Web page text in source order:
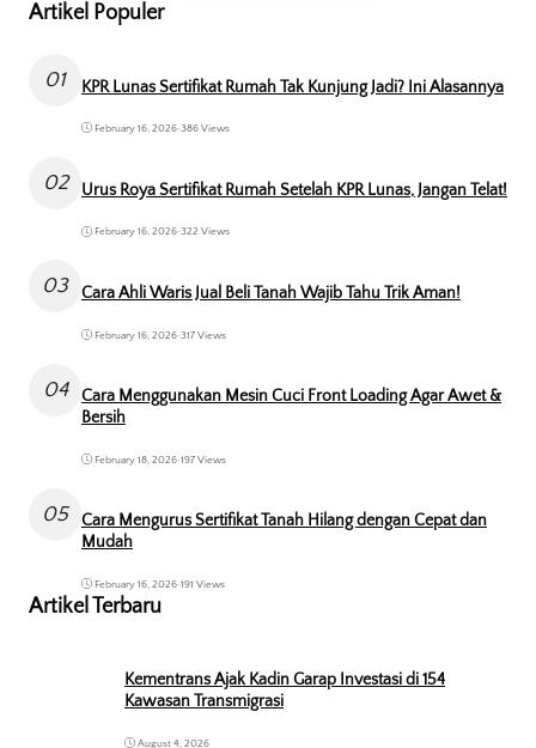
Artikel Populer
01 KPR Lunas Sertifikat Rumah Tak Kunjung Jadi? Ini Alasannya
February 16, 2026•386 Views
02 Urus Roya Sertifikat Rumah Setelah KPR Lunas, Jangan Telat!
February 16, 2026•322 Views
03 Cara Ahli Waris Jual Beli Tanah Wajib Tahu Trik Aman!
February 16, 2026• 317 Views
04
Cara Menggunakan Mesin Cuci Front Loading Agar Awet &
Bersih
February 18, 2026•197 Views
05
Cara Mengurus Sertifikat Tanah Hilang dengan Cepat dan
Mudah
February 16, 2026•191 Views
Artikel Terbaru
Kementrans Ajak Kadin Garap Investasi di 154
Kawasan Transmigrasi
August 4, 2026